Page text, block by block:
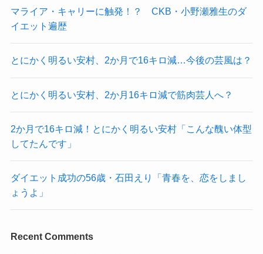
マライア・キャリーに触発！？ CKB・小野瀬雅生のダ
イエット遍歴
とにかく明るい安村、2か月で16キロ減…今後の芸風は？
とにかく明るい安村、2か月16キロ減で筋肉芸人へ？
2か月で16キロ減！とにかく明るい安村「こんな醜い体型
してたんです」
ダイエット成功の56歳・石田えり「青春を、恋をしまし
ょうよ」
Recent Comments